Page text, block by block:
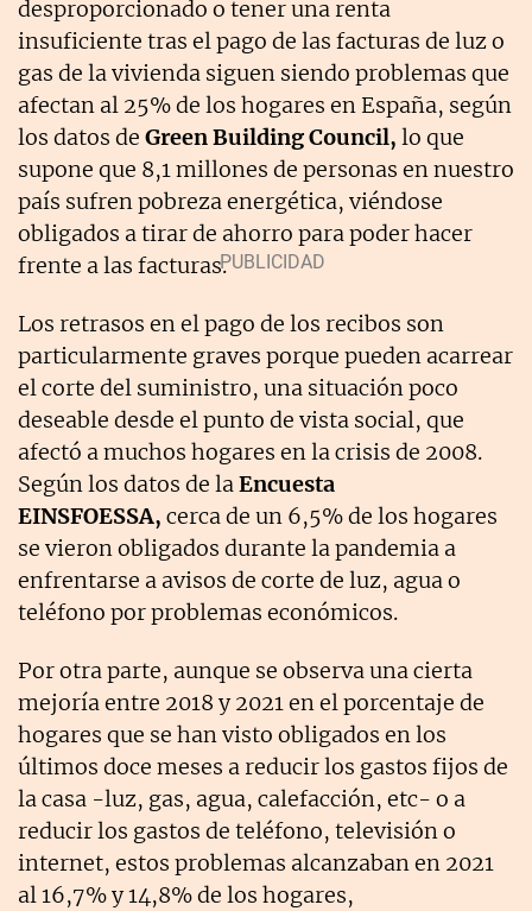
desproporcionado o tener una renta
insuficiente tras el pago de las facturas de luz o
gas de la vivienda siguen siendo problemas que
afectan al 25% de los hogares en España, según
los datos de Green Building Council, lo que
supone que 8,1 millones de personas en nuestro
país sufren pobreza energética, viéndose
obligados a tirar de ahorro para poder hacer
frente a las facturas.
Los retrasos en el pago de los recibos son
particularmente graves porque pueden acarrear
el corte del suministro, una situación poco
deseable desde el punto de vista social, que
afectó a muchos hogares en la crisis de 2008.
Según los datos de laEncuesta
EINSFOESSA, cerca de un 6,5% de los hogares
se vieron obligados durante la pandemia a
enfrentarse a avisos de corte de luz, agua o
teléfono por problemas económicos.
Por otra parte, aunque se observa una cierta
mejoría entre 2018 y 2021 en el porcentaje de
hogares que se han visto obligados en los
últimos doce meses a reducir los gastos fijos de
la casa -luz, gas, agua, calefacción, etc- o a
reducir los gastos de teléfono, televisión o
internet, estos problemas alcanzaban en 2021
al 16,7% y 14,8% de los hogares,